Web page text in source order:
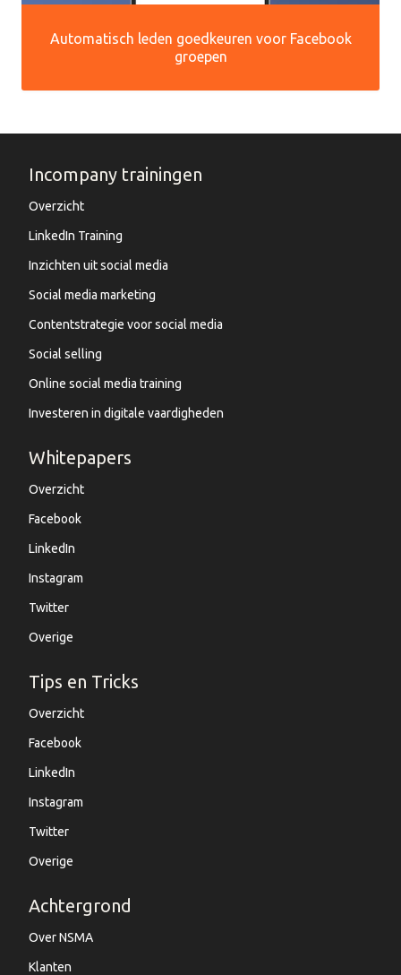
Automatisch leden goedkeuren voor Facebook
groepen
Incompany trainingen
Overzicht
LinkedIn Training
Inzichten uit social media
Social media marketing
Contentstrategie voor social media
Social selling
Online social media training
Investeren in digitale vaardigheden
Whitepapers
Overzicht
Facebook
LinkedIn
Instagram
Twitter
Overige
Tips en Tricks
Overzicht
Facebook
LinkedIn
Instagram
Twitter
Overige
Achtergrond
Over NSMA
Klanten